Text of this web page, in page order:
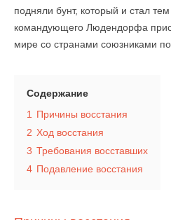
подняли бунт, который и стал
командующего Людендорфа
мире со странами союзниками по
Содержание
1
Причины восстания
2 Ход восстания
3 Требования восставших
4 Подавление восстания